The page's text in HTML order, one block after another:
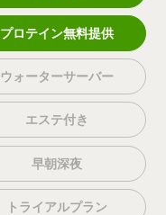
プロテイン無料提供
ウォーターサーバー
エステ付き
早朝深夜
トライアルプラン